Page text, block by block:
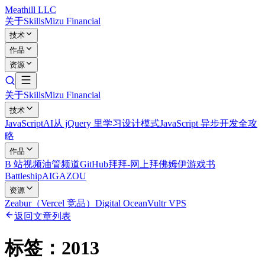
Meathill LLC
关于SkillsMizu Financial
技术
作品
资源
关于SkillsMizu Financial
技术
JavaScriptAI从 jQuery 里学习设计模式JavaScript 异步开发全攻
略
作品
B 站视频油管频道GitHub拜拜-网上拜佛姆伊游戏书
BattleshipAIGAZOU
资源
Zeabur（Vercel 竞品） Digital OceanVultr VPS
返回文章列表
标签： 2013